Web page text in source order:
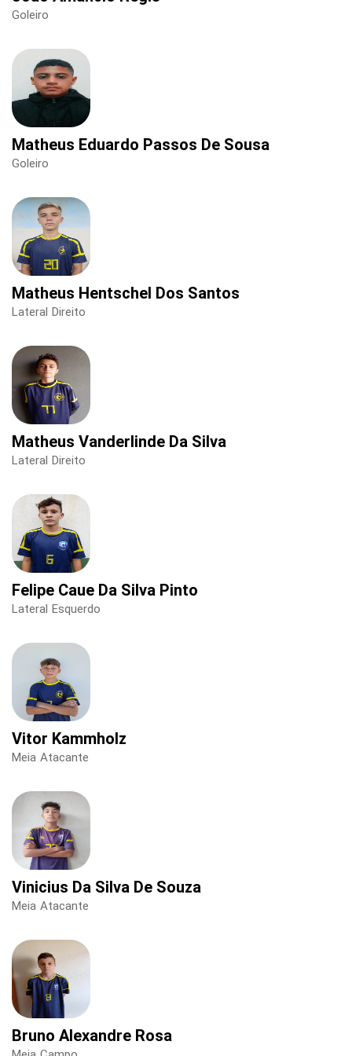
Goleiro
Matheus Eduardo Passos De Sousa
Goleiro
Matheus Hentschel Dos Santos
Lateral Direito
Matheus Vanderlinde Da Silva
Lateral Direito
Felipe Caue Da Silva Pinto
Lateral Esquerdo
Vitor Kammholz
Meia Atacante
Vinicius Da Silva De Souza
Meia Atacante
Bruno Alexandre Rosa